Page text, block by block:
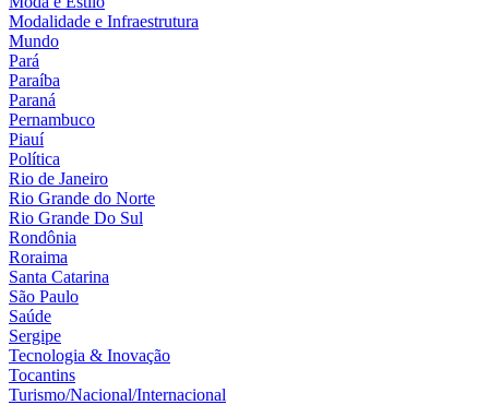
Modalidade e Infraestrutura
Mundo
Pará
Paraíba
Paraná
Pernambuco
Piauí
Política
Rio de Janeiro
Rio Grande do Norte
Rio Grande Do Sul
Rondônia
Roraima
Santa Catarina
São Paulo
Saúde
Sergipe
Tecnologia & Inovação
Tocantins
Turismo/Nacional/Internacional